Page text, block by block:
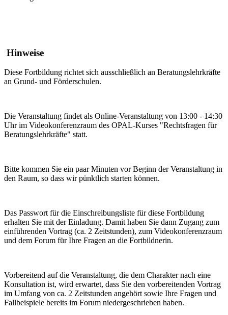
Hinweise
Diese Fortbildung richtet sich ausschließlich an Beratungslehrkräfte
an Grund- und Förderschulen.
Die Veranstaltung findet als Online-Veranstaltung von 13:00 - 14:30
Uhr im Videokonferenzraum des OPAL-Kurses "Rechtsfragen für
Beratungslehrkräfte" statt.
Bitte kommen Sie ein paar Minuten vor Beginn der Veranstaltung in
den Raum, so dass wir pünktlich starten können.
Das Passwort für die Einschreibungsliste für diese Fortbildung
erhalten Sie mit der Einladung. Damit haben Sie dann Zugang zum
einführenden Vortrag (ca. 2 Zeitstunden), zum Videokonferenzraum
und dem Forum für Ihre Fragen an die Fortbildnerin.
Vorbereitend auf die Veranstaltung, die dem Charakter nach eine
Konsultation ist, wird erwartet, dass Sie den vorbereitenden Vortrag
im Umfang von ca. 2 Zeitstunden angehört sowie Ihre Fragen und
Fallbeispiele bereits im Forum niedergeschrieben haben.